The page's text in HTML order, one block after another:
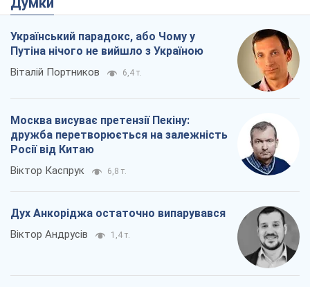
Український парадокс, або Чому у
Путіна нічого не вийшло з Україною
Віталій Портников 6,4 т.
Москва висуває претензії Пекіну:
дружба перетворюється на залежність
Росії від Китаю
Віктор Каспрук 6,8 т.
Дух Анкоріджа остаточно випарувався
Віктор Андрусів 1,4 т.